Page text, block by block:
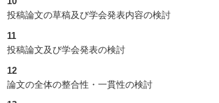
投稿論文の草稿及び学会発表内容の検討
11
投稿論文及び学会発表の検討
12
論文の全体の整合性・一貫性の検討